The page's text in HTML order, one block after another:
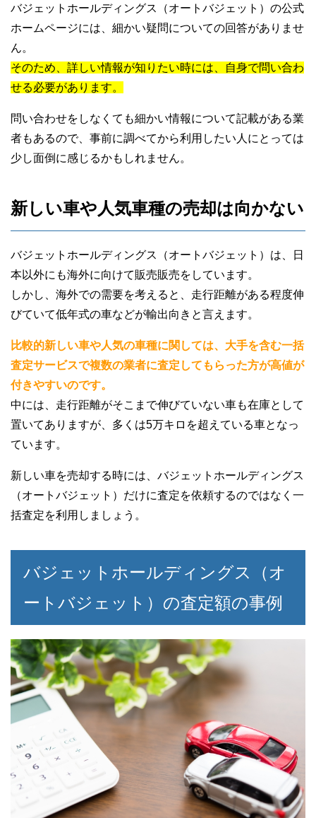
バジェットホールディングス（オートバジェット）の公式
ホームページには、細かい疑問についての回答がありませ
ん。
そのため、詳しい情報が知りたい時には、自身で問い合わ
せる必要があります。
問い合わせをしなくても細かい情報について記載がある業
者もあるので、事前に調べてから利用したい人にとっては
少し面倒に感じるかもしれません。
新しい車や人気車種の売却は向かない
バジェットホールディングス（オートバジェット）は、日
本以外にも海外に向けて販売販売をしています。
しかし、海外での需要を考えると、走行距離がある程度伸
びていて低年式の車などが輸出向きと言えます。
比較的新しい車や人気の車種に関しては、大手を含む一括
査定サービスで複数の業者に査定してもらった方が高値が
付きやすいのです。
中には、走行距離がそこまで伸びていない車も在庫として
置いてありますが、多くは5万キロを超えている車となっ
ています。
新しい車を売却する時には、バジェットホールディングス
（オートバジェット）だけに査定を依頼するのではなく一
括査定を利用しましょう。
バジェットホールディングス（オ
ートバジェット）の査定額の事例